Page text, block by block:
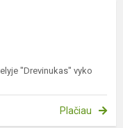
"Drevinukas" vyko
Plačiau